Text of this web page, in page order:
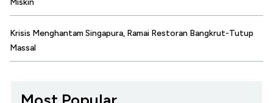
Miskin
Krisis Menghantam Singapura, Ramai Restoran Bangkrut-Tutup
Massal